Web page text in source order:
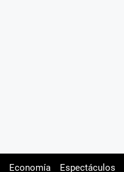
Economía Espectáculos